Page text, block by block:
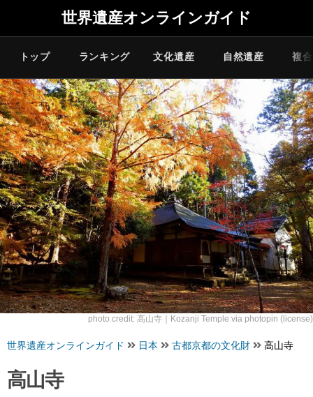
世界遺産オンラインガイド
トップ ランキング 文化遺産 自然遺産 複
photo credit: 高山寺｜Kozanji Temple via photopin (license)
世界遺産オンラインガイド 日本 古都京都の文化財 高山寺
高山寺